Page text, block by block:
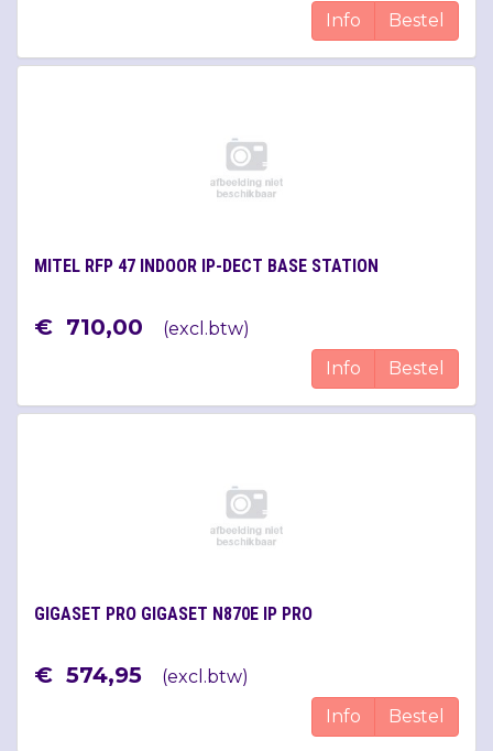
Info
Bestel
MITEL RFP 47 INDOOR IP-DECT BASE STATION
€ 710,00 (excl.btw)
Info
Bestel
GIGASET PRO GIGASET N870E IP PRO
€ 574,95 (excl.btw)
Info
Bestel